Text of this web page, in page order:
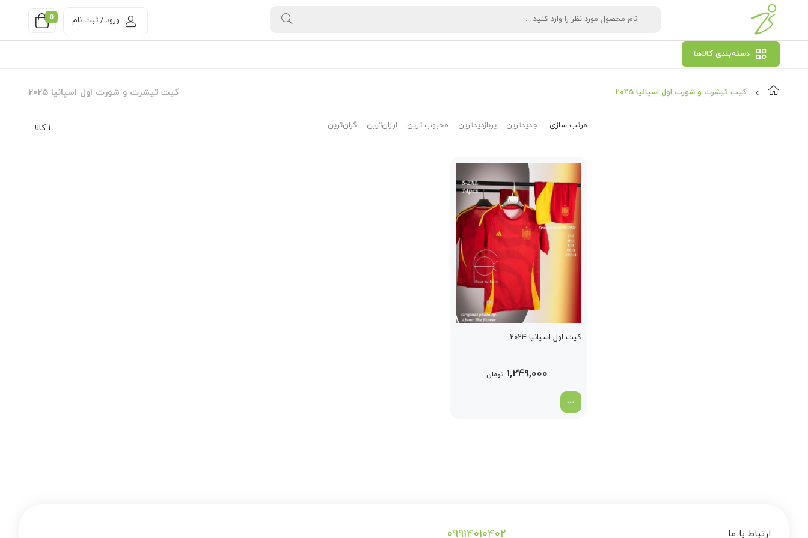
0 ورود / ثبت نام
دسته‌بندی کالاها
کیت تیشرت و شورت اول اسپانیا 2025 کیت تیشرت و شورت اول اسپانیا 2025
1 کالا مرتب‌ سازی: جدیدترین پربازدیدترین محبوب ترین ارزان‌ترین گران‌ترین
کیت اول اسپانیا 2024
1,249,000 تومان
ارتباط با ما 09914010402